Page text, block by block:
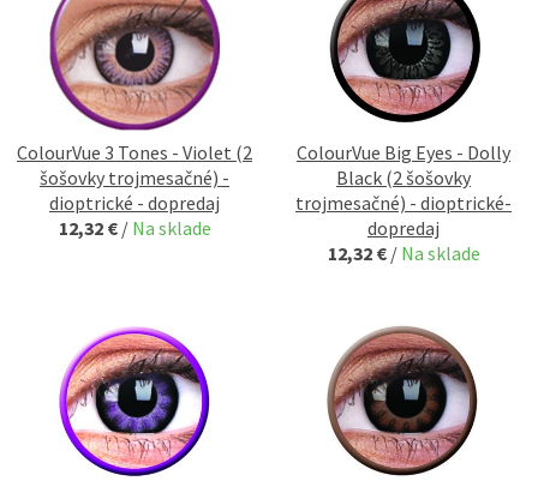
ColourVue 3 Tones - Violet (2
šošovky trojmesačné) -
dioptrické - dopredaj
12,32 € / Na sklade
ColourVue Big Eyes - Dolly
Black (2 šošovky
trojmesačné) - dioptrické-
dopredaj
12,32 € / Na sklade